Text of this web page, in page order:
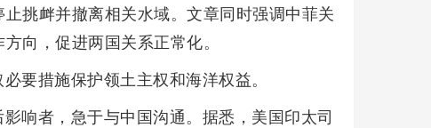
挑衅并撤离相关水域。文章同时强调中菲关
向，促进两国关系正常化。
要措施保护领土主权和海洋权益。
响者，急于与中国沟通。据悉，美国印太司